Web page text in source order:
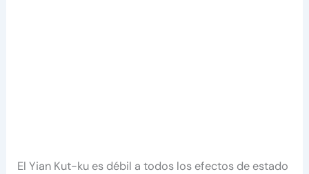
El Yian Kut-ku es débil a todos los efectos de estado